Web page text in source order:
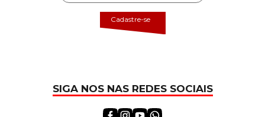
Cadastre-se
SIGA NOS NAS REDES SOCIAIS